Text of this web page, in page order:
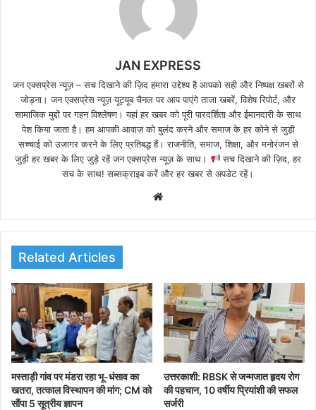
JAN EXPRESS
जन एक्सप्रेस न्यूज़ – सच दिखाने की ज़िद हमारा उद्देश्य है आपको सही और निष्पक्ष खबरों से
जोड़ना। जन एक्सप्रेस न्यूज़ यूट्यूब चैनल पर आप पाएंगे ताजा खबरें, विशेष रिपोर्ट, और
सामाजिक मुद्दों पर गहन विश्लेषण। यहां हर खबर को पूरी पारदर्शिता और ईमानदारी के साथ
पेश किया जाता है। हम आपकी आवाज़ को बुलंद करने और समाज के हर कोने से जुड़ी
सच्चाई को उजागर करने के लिए प्रतिबद्ध हैं। राजनीति, समाज, शिक्षा, और मनोरंजन से
जुड़ी हर खबर के लिए जुड़े रहें जन एक्सप्रेस न्यूज़ के साथ।
सच दिखाने की ज़िद, हर
सच के साथ! सब्सक्राइब करें और हर खबर से अपडेट रहें।
te
Related Articles
मस्ताड़ी गांव पर मंडरा रहा भू-धंसाव का
खतरा, तत्काल विस्थापन की मांग; CM को
सौंपा 5 सूत्रीय ज्ञापन
उत्तरकाशी: RBSK से जन्मजात हृदय रोग
की पहचान, 10 वर्षीय प्रियांशी की सफल
सर्जरी